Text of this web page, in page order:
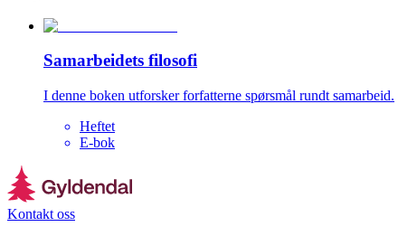
Samarbeidets filosofi
I denne boken utforsker forfatterne spørsmål rundt samarbeid.
Heftet
E-bok
Kontakt oss